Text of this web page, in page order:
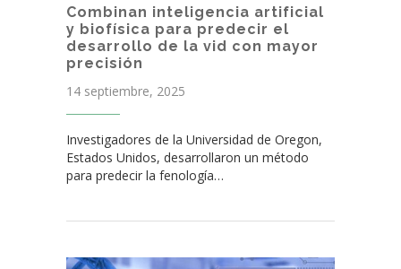
Combinan inteligencia artificial
y biofísica para predecir el
desarrollo de la vid con mayor
precisión
14 septiembre, 2025
Investigadores de la Universidad de Oregon,
Estados Unidos, desarrollaron un método
para predecir la fenología…